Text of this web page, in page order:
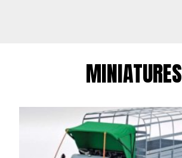
MINIATURES